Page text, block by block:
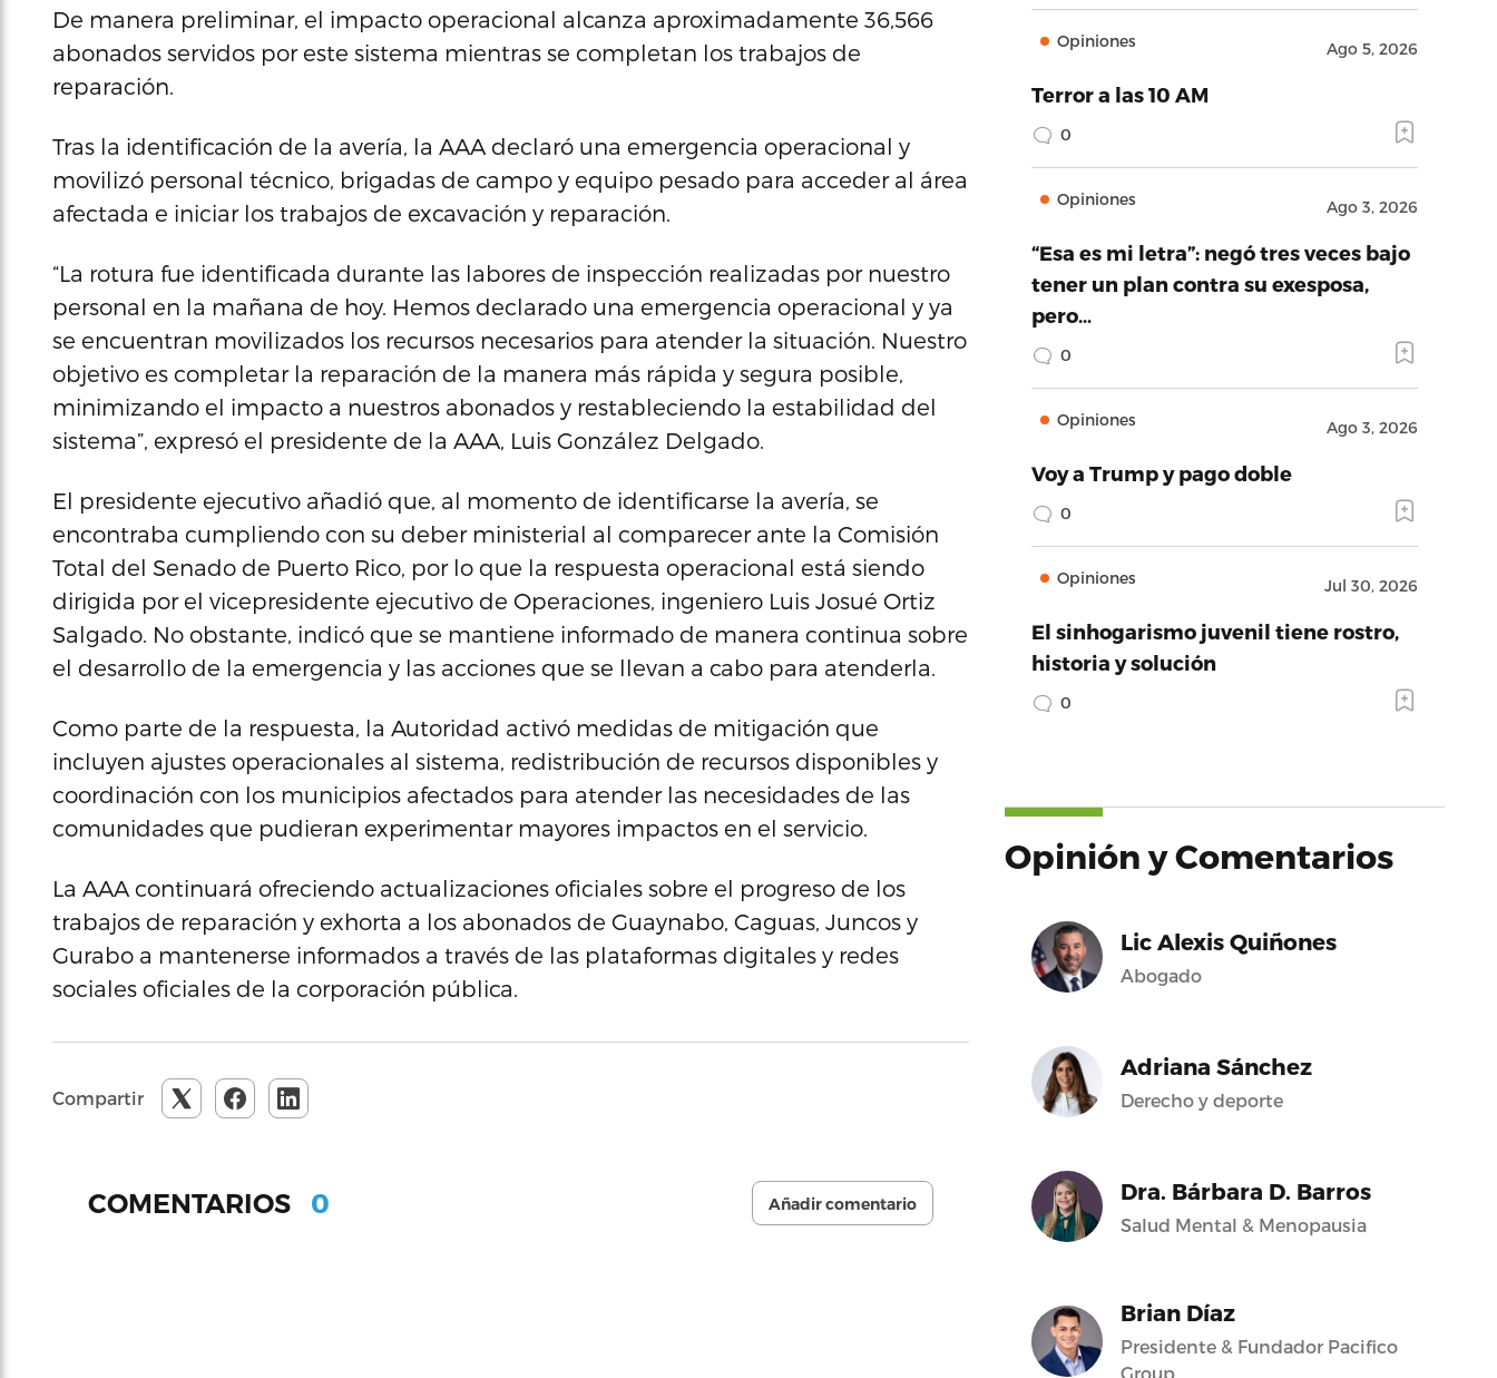
De manera preliminar, el impacto operacional alcanza aproximadamente 36,566
abonados servidos por este sistema mientras se completan los trabajos de
reparación.
Tras la identificación de la avería, la AAA declaró una emergencia operacional y
movilizó personal técnico, brigadas de campo y equipo pesado para acceder al área
afectada e iniciar los trabajos de excavación y reparación.
“La rotura fue identificada durante las labores de inspección realizadas por nuestro
personal en la mañana de hoy. Hemos declarado una emergencia operacional y ya
se encuentran movilizados los recursos necesarios para atender la situación. Nuestro
objetivo es completar la reparación de la manera más rápida y segura posible,
minimizando el impacto a nuestros abonados y restableciendo la estabilidad del
sistema”, expresó el presidente de la AAA, Luis González Delgado.
El presidente ejecutivo añadió que, al momento de identificarse la avería, se
encontraba cumpliendo con su deber ministerial al comparecer ante la Comisión
Total del Senado de Puerto Rico, por lo que la respuesta operacional está siendo
dirigida por el vicepresidente ejecutivo de Operaciones, ingeniero Luis Josué Ortiz
Salgado. No obstante, indicó que se mantiene informado de manera continua sobre
el desarrollo de la emergencia y las acciones que se llevan a cabo para atenderla.
Como parte de la respuesta, la Autoridad activó medidas de mitigación que
incluyen ajustes operacionales al sistema, redistribución de recursos disponibles y
coordinación con los municipios afectados para atender las necesidades de las
comunidades que pudieran experimentar mayores impactos en el servicio.
La AAA continuará ofreciendo actualizaciones oficiales sobre el progreso de los
trabajos de reparación y exhorta a los abonados de Guaynabo, Caguas, Juncos y
Gurabo a mantenerse informados a través de las plataformas digitales y redes
sociales oficiales de la corporación pública.
Compartir
COMENTARIOS 0 Añadir comentario
Opiniones Ago 5, 2026
Terror a las 10 AM
0
Opiniones Ago 3, 2026
“Esa es mi letra”: negó tres veces bajo
tener un plan contra su exesposa,
pero…
0
Opiniones Ago 3, 2026
Voy a Trump y pago doble
0
Opiniones Jul 30, 2026
El sinhogarismo juvenil tiene rostro,
historia y solución
0
Opinión y Comentarios
Lic Alexis Quiñones
Abogado
Adriana Sánchez
Derecho y deporte
Dra. Bárbara D. Barros
Salud Mental & Menopausia
Brian Díaz
Presidente & Fundador Pacifico
Group